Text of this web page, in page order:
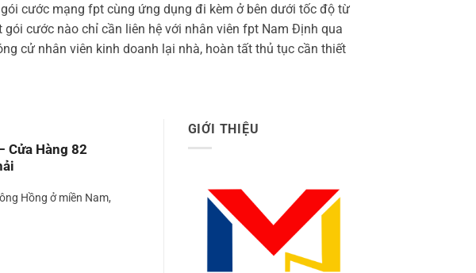
cước mạng fpt cùng ứng dụng đi kèm ở bên dưới tốc độ từ
cước nào chỉ cần liên hệ với nhân viên fpt Nam Định qua
cử nhân viên kinh doanh lại nhà, hoàn tất thủ tục cần thiết
Cửa Hàng 82
Hồng ở miền Nam,
GIỚI THIỆU